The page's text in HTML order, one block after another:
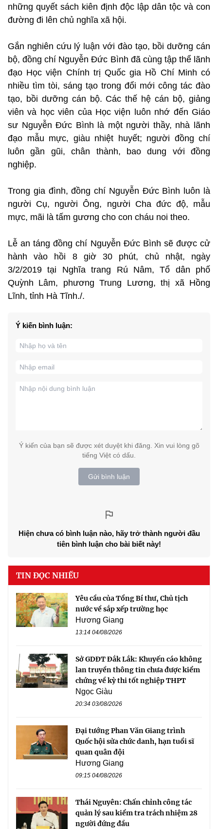
những quyết sách kiên định độc lập dân tộc và con
đường đi lên chủ nghĩa xã hội.
Gắn nghiên cứu lý luận với đào tạo, bồi dưỡng cán
bộ, đồng chí Nguyễn Đức Bình đã cùng tập thể lãnh
đạo Học viện Chính trị Quốc gia Hồ Chí Minh có
nhiều tìm tòi, sáng tạo trong đổi mới công tác đào
tạo, bồi dưỡng cán bộ. Các thế hệ cán bộ, giảng
viên và học viên của Học viện luôn nhớ đến Giáo
sư Nguyễn Đức Bình là một người thầy, nhà lãnh
đạo mẫu mực, giàu nhiệt huyết; người đồng chí
luôn gần gũi, chân thành, bao dung với đồng
nghiệp.
Trong gia đình, đồng chí Nguyễn Đức Bình luôn là
người Cụ, người Ông, người Cha đức độ, mẫu
mực, mãi là tấm gương cho con cháu noi theo.
Lễ an táng đồng chí Nguyễn Đức Bình sẽ được cử
hành vào hồi 8 giờ 30 phút, chủ nhật, ngày
3/2/2019 tại Nghĩa trang Rú Nâm, Tổ dân phố
Quỳnh Lâm, phương Trung Lương, thị xã Hồng
Lĩnh, tỉnh Hà Tĩnh./.
Ý kiến bình luận:
Ý kiến của bạn sẽ được xét duyệt khi đăng. Xin vui lòng gõ
tiếng Việt có dấu.
Gửi bình luận
Hiện chưa có bình luận nào, hãy trở thành người đầu
tiên bình luận cho bài biết này!
TIN ĐỌC NHIỀU
Yêu cầu của Tổng Bí thư, Chủ tịch
nước về sắp xếp trường học
Hương Giang
13:14 04/08/2026
Sở GDĐT Đắk Lắk: Khuyến cáo không
lan truyền thông tin chưa được kiểm
chứng về kỳ thi tốt nghiệp THPT
Ngọc Giàu
20:34 03/08/2026
Đại tướng Phan Văn Giang trình
Quốc hội sửa chức danh, hạn tuổi sĩ
quan quân đội
Hương Giang
09:15 04/08/2026
Thái Nguyên: Chấn chỉnh công tác
quản lý sau kiểm tra trách nhiệm 28
người đứng đầu